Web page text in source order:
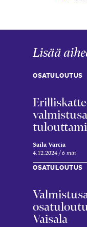
Lisää
OSATULOUTUS
Saila Vartia
4.12.2024 6 min
OSATULOUTUS
Vaisala